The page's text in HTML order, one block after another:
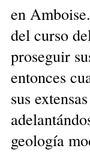
en
del curso
proseguir
entonces
sus
geología